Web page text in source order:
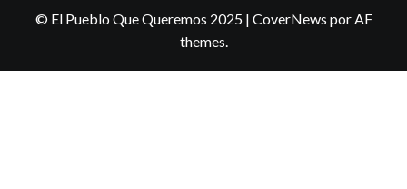
© El Pueblo Que Queremos 2025 | CoverNews por AF
themes.